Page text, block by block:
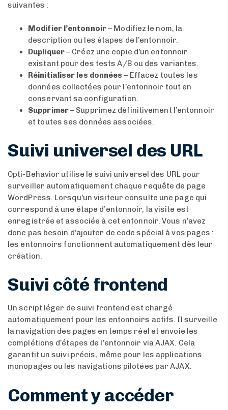
suivantes :
Modifier l’entonnoir– Modifiez le nom, la
description ou les étapes de l’entonnoir.
Dupliquer– Créez une copie d’un entonnoir
existant pour des tests A/B ou des variantes.
Réinitialiser les données – Effacez toutes les
données collectées pour l’entonnoir tout en
conservant sa configuration.
Supprimer– Supprimez définitivement l’entonnoir
et toutes ses données associées.
Suivi universel des URL
Opti-Behavior utilise le suivi universel des URL pour
surveiller automatiquement chaque requête de page
WordPress. Lorsqu’un visiteur consulte une page qui
correspond à une étape d’entonnoir, la visite est
enregistrée et associée à cet entonnoir. Vous n’avez
donc pas besoin d’ajouter de code spécial à vos pages :
les entonnoirs fonctionnent automatiquement dès leur
création.
Suivi côté frontend
Un script léger de suivi frontend est chargé
automatiquement pour les entonnoirs actifs. Il surveille
la navigation des pages en temps réel et envoie les
complétions d’étapes de l’entonnoir via AJAX. Cela
garantit un suivi précis, même pour les applications
monopages ou les navigations pilotées par AJAX.
Comment y accéder